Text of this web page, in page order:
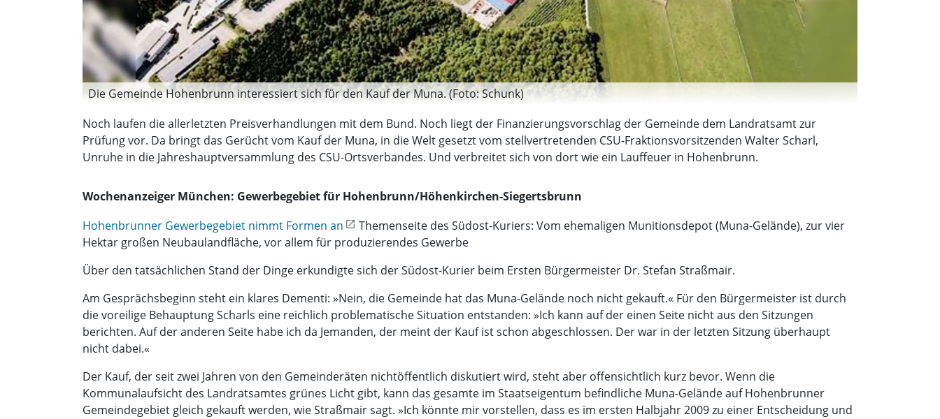
Die Gemeinde Hohenbrunn interessiert sich für den Kauf der Muna. (Foto: Schunk)
Noch laufen die allerletzten Preisverhandlungen mit dem Bund. Noch liegt der Finanzierungsvorschlag der Gemeinde dem Landratsamt zur
Prüfung vor. Da bringt das Gerücht vom Kauf der Muna, in die Welt gesetzt vom stellvertretenden CSU-Fraktionsvorsitzenden Walter Scharl,
Unruhe in die Jahreshauptversammlung des CSU-Ortsverbandes. Und verbreitet sich von dort wie ein Lauffeuer in Hohenbrunn.
Wochenanzeiger München: Gewerbegebiet für Hohenbrunn/Höhenkirchen-Siegertsbrunn
Hohenbrunner Gewerbegebiet nimmt Formen an
Themenseite des Südost-Kuriers: Vom ehemaligen Munitionsdepot (Muna-Gelände), zur vier
Hektar großen Neubaulandfläche, vor allem für produzierendes Gewerbe
Über den tatsächlichen Stand der Dinge erkundigte sich der Südost-Kurier beim Ersten Bürgermeister Dr. Stefan Straßmair.
Am Gesprächsbeginn steht ein klares Dementi: »Nein, die Gemeinde hat das Muna-Gelände noch nicht gekauft.« Für den Bürgermeister ist durch
die voreilige Behauptung Scharls eine reichlich problematische Situation entstanden: »Ich kann auf der einen Seite nicht aus den Sitzungen
berichten. Auf der anderen Seite habe ich da Jemanden, der meint der Kauf ist schon abgeschlossen. Der war in der letzten Sitzung überhaupt
nicht dabei.«
Der Kauf, der seit zwei Jahren von den Gemeinderäten nichtöffentlich diskutiert wird, steht aber offensichtlich kurz bevor. Wenn die
Kommunalaufsicht des Landratsamtes grünes Licht gibt, kann das gesamte im Staatseigentum befindliche Muna-Gelände auf Hohenbrunner
Gemeindegebiet gleich gekauft werden, wie Straßmair sagt. »Ich könnte mir vorstellen, dass es im ersten Halbjahr 2009 zu einer Entscheidung und